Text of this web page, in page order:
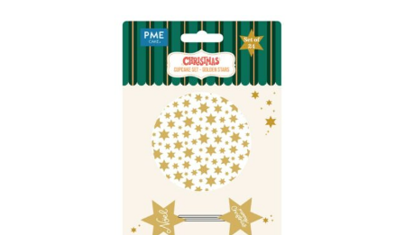
Måske kunne nogle af
disse produkter have din